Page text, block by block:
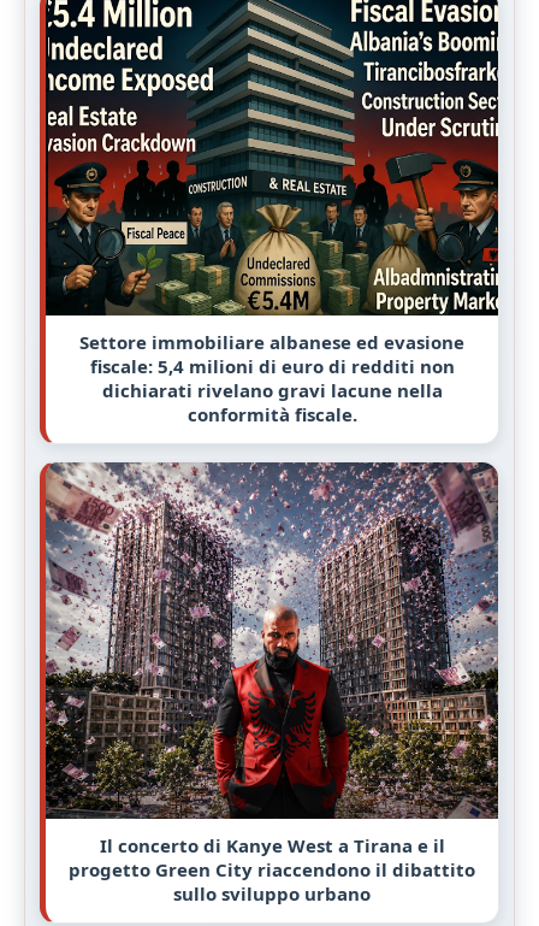
Settore immobiliare albanese ed evasione
fiscale: 5,4 milioni di euro di redditi non
dichiarati rivelano gravi lacune nella
conformità fiscale.
Il concerto di Kanye West a Tirana e il
progetto Green City riaccendono il dibattito
sullo sviluppo urbano